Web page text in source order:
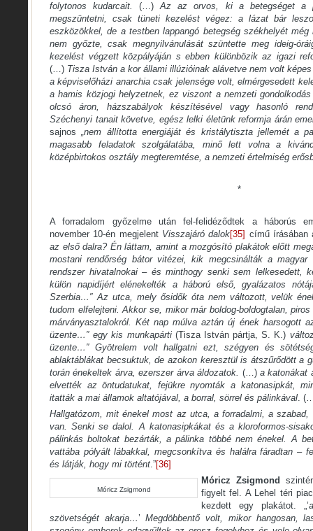
folytonos kudarcait.
(…)Az az orvos, ki a betegséget a
megszüntetni, csak tüneti kezelést végez: a lázat bár
eszközökkel, de a testben lappangó betegség székhelyét
nem győzte, csak megnyilvánulását szüntette meg ideig-
kezelést végzett közpályáján s ebben különbözik az igazi
(…) Tisza István a kor állami illúzióinak alávetve nem volt
a képviselőházi anarchia csak jelensége volt, elmérgesedett
a hamis közjogi helyzetnek, ez viszont a nemzeti
olcsó áron, házszabályok készítésével vagy hasonló
Széchenyi tanait követve, egész lelki életünk reformja árán
sajnos „nem állította energiáját és kristálytiszta jellemét a
magasabb feladatok szolgálatába, minő lett volna a
középbirtokos osztály megteremtése, a nemzeti értelmiség
*
A forradalom győzelme után fel-felidéződtek a háborús
november 10-én megjelent Visszajáró dalok[35] című írásában
az első dalra? Én láttam, amint a mozgósító plakátok előtt
mostani rendőrség bátor vitézei, kik megcsinálták a
rendszer hivatalnokai – és minthogy senki sem lelkesedett,
külön napidíjért elénekelték a háború első, gyalázatos
Szerbia…″ Az utca, mely ősidők óta nem változott, velük
tudom elfelejteni. Akkor se, mikor már boldog-boldogtalan,
márványasztalokról. Két nap múlva aztán új ének harsogott
üzente…″ egy kis munkapárti(Tisza István pártja, S. K.)
üzente…″ Gyötrelem volt hallgatni ezt, szégyen és
ablaktáblákat becsuktuk, de azokon keresztül is átszűrődött a
torán énekeltek árva, ezerszer árva áldozatok. (…) a katonákat
elvették az öntudatukat, fejükre nyomták a katonasipkát,
itatták a mai államok altatójával, a borral, sörrel és pálinkával.
Hallgatózom, mit énekel most az utca, a forradalmi, a szabad,
van. Senki se dalol. A katonasipkákat és a kloroformos-
pálinkás boltokat bezárták, a pálinka többé nem énekel. A
vattába pólyált lábakkal, megcsonkítva és halálra fáradtan –
és látják, hogy mi történt.”[36]
Móricz Zsigmond
Móricz Zsigmond
figyelt fel. A Lehel téri
kezdett egy plakátot. „’
szövetségét akarja…’Megdöbbentő volt, mikor hangosan,